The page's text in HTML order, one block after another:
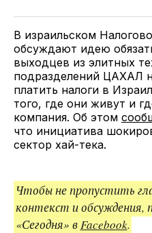
TwitterFacebookTelegram
В израильском
обсуждают идею
выходцев из элитных
подразделений ЦАХАЛ
платить налоги в
того, где они живут и
компания. Об этом
что инициатива
сектор хай-тека.
Чтобы не пропустить
контекст и обсуждения,
«Сегодня» вFacebook.